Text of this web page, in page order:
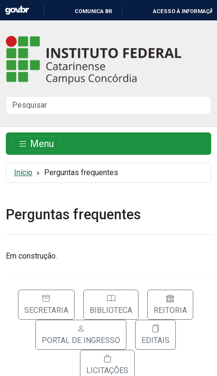
CONTEÚDO
COMUNICA BR ACESSO À INFORMAÇÃO
Instituto
Federal
Catarinense
-
Campus
Concórdia
Buscar
no
site
Menu
Início Perguntas frequentes
Perguntas frequentes
Em construção.
SECRETARIA BIBLIOTECA REITORIA
PORTAL DE INGRESSO EDITAIS
LICITAÇÕES